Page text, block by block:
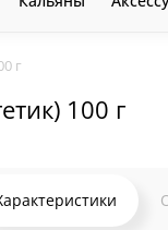
г
100 г